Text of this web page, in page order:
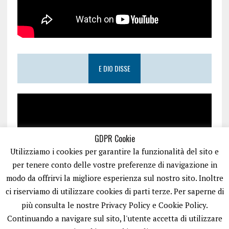
E DIO DISSE
GDPR Cookie
Utilizziamo i cookies per garantire la funzionalità del sito e
per tenere conto delle vostre preferenze di navigazione in
modo da offrirvi la migliore esperienza sul nostro sito. Inoltre
ci riserviamo di utilizzare cookies di parti terze. Per saperne di
più consulta le nostre Privacy Policy e Cookie Policy.
Continuando a navigare sul sito, l'utente accetta di utilizzare